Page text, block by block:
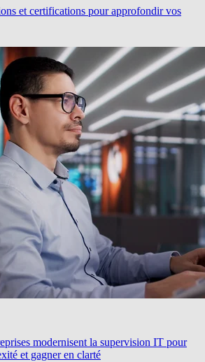
et certifications pour approfondir vos
modernisent la supervision IT pour
et gagner en clarté